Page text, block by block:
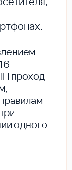
проход
одного